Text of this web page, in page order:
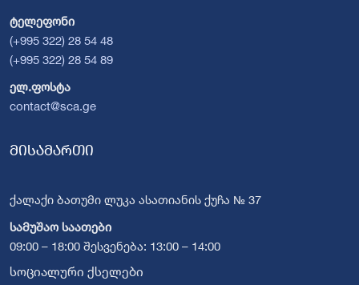
ტელეფონი
(+995 322) 28 54 48
(+995 322) 28 54 89
ელ.ფოსტა
contact@sca.ge
მისამართი
ქალაქი ბათუმი ლუკა ასათიანის ქუჩა № 37
სამუშაო საათები
09:00 – 18:00 შესვენება: 13:00 – 14:00
სოციალური ქსელები